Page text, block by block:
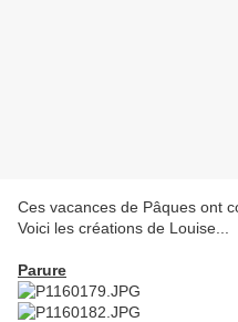
Ces vacances de Pâques ont
Voici les créations de Louise...
Parure